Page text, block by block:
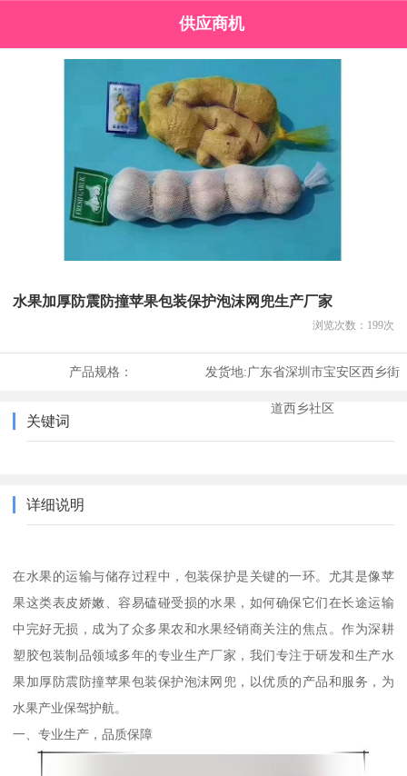
供应商机
水果加厚防震防撞苹果包装保护泡沫网兜生产厂家
浏览次数： 199次
产品规格： 发货地:广东省深圳市宝安区西乡街
道西乡社区
关键词
详细说明
在水果的运输与储存过程中，包装保护是关键的一环。尤其是像苹
果这类表皮娇嫩、容易磕碰受损的水果，如何确保它们在长途运输
中完好无损，成为了众多果农和水果经销商关注的焦点。作为深耕
塑胶包装制品领域多年的专业生产厂家，我们专注于研发和生产水
果加厚防震防撞苹果包装保护泡沫网兜，以优质的产品和服务，为
水果产业保驾护航。
一、专业生产，品质保障